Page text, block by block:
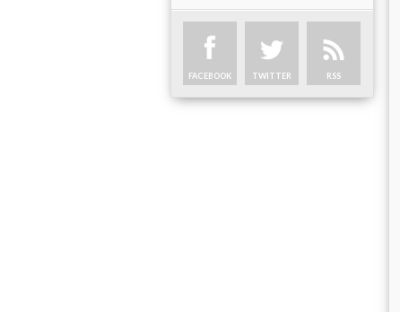
FACEBOOK TWITTER RSS